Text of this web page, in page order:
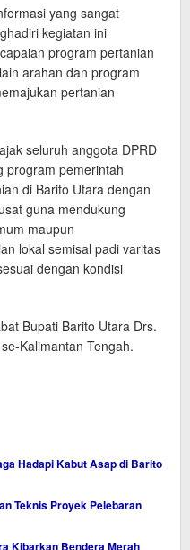
yang sangat
kegiatan ini
program pertanian
arahan dan program
pertanian
seluruh anggota DPRD
program pemerintah
di Barito Utara dengan
guna mendukung
maupun
lokal semisal padi varitas
dengan kondisi
Bupati Barito Utara Drs.
Kalimantan Tengah.
Hadapi Kabut Asap di Barito
Teknis Proyek Pelebaran
Kibarkan Bendera Merah